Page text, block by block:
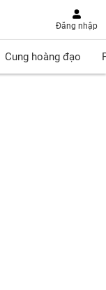
Đăng nhập
Cung hoàng đạo